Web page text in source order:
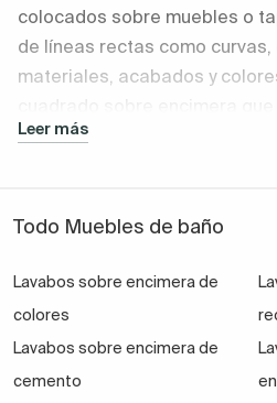
colocados sobre muebles o
de líneas rectas como curvas,
materiales, acabados y
calidad-precio es bueno
prefieres mejor un lavabo
Leer más
Todo Muebles de baño
Lavabos sobre encimera de
colores
Lavabos sobre encimera de
cemento